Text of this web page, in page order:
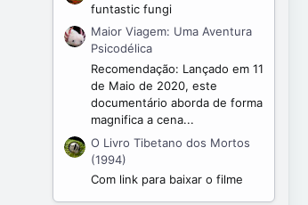
funtastic fungi
Maior Viagem: Uma Aventura
Psicodélica
Recomendação: Lançado em 11
de Maio de 2020, este
documentário aborda de forma
magnifica a cena...
O Livro Tibetano dos Mortos
(1994)
Com link para baixar o filme